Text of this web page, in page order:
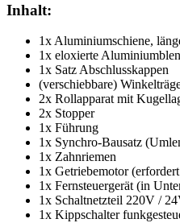
Inhalt:
1x Aluminiumschiene,
1x eloxierte
1x Satz Abschlusskappen
(verschiebbare)
2x Rollapparat mit
2x Stopper
1x Führung
1x Synchro-Bausatz
1x Zahnriemen
1x Getriebemotor
1x Fernsteuergerät (in
1x Schaltnetzteil 220V /
1x Kippschalter